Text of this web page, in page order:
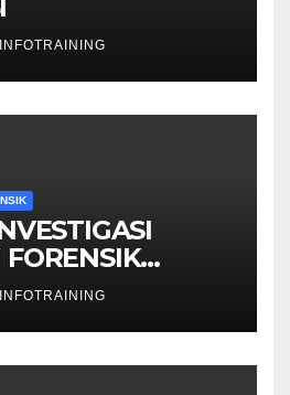
INFOTRAINING
INFOTRAINING